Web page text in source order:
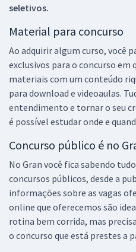
seletivos.
Material para concurso
Ao adquirir algum curso, você
exclusivos para o concurso em
materiais com um conteúdo
para download e videoaulas.
entendimento e tornar o seu
é possível estudar onde e
Concurso público é no
No Gran você fica sabendo
concursos públicos, desde a
informações sobre as vagas
online que oferecemos são
rotina bem corrida, mas
o concurso que está prestes a